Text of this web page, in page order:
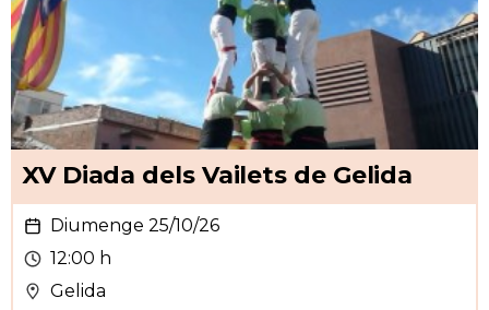
XV Diada dels Vailets de Gelida
Diumenge 25/10/26
12:00 h
Gelida